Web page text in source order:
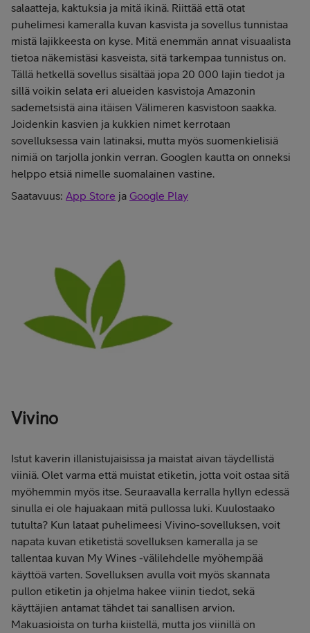
salaatteja, kaktuksia ja mitä ikinä. Riittää että otat
puhelimesi kameralla kuvan kasvista ja sovellus tunnistaa
mistä lajikkeesta on kyse. Mitä enemmän annat visuaalista
tietoa näkemistäsi kasveista, sitä tarkempaa tunnistus on.
Tällä hetkellä sovellus sisältää jopa 20 000 lajin tiedot ja
sillä voikin selata eri alueiden kasvistoja Amazonin
sademetsistä aina itäisen Välimeren kasvistoon saakka.
Joidenkin kasvien ja kukkien nimet kerrotaan
sovelluksessa vain latinaksi, mutta myös suomenkielisiä
nimiä on tarjolla jonkin verran. Googlen kautta on onneksi
helppo etsiä nimelle suomalainen vastine.
Saatavuus: App Store ja Google Play
Vivino
Istut kaverin illanistujaisissa ja maistat aivan täydellistä
viiniä. Olet varma että muistat etiketin, jotta voit ostaa sitä
myöhemmin myös itse. Seuraavalla kerralla hyllyn edessä
sinulla ei ole hajuakaan mitä pullossa luki. Kuulostaako
tutulta? Kun lataat puhelimeesi Vivino-sovelluksen, voit
napata kuvan etiketistä sovelluksen kameralla ja se
tallentaa kuvan My Wines -välilehdelle myöhempää
käyttöä varten. Sovelluksen avulla voit myös skannata
pullon etiketin ja ohjelma hakee viinin tiedot, sekä
käyttäjien antamat tähdet tai sanallisen arvion.
Makuasioista on turha kiistellä, mutta jos viinillä on